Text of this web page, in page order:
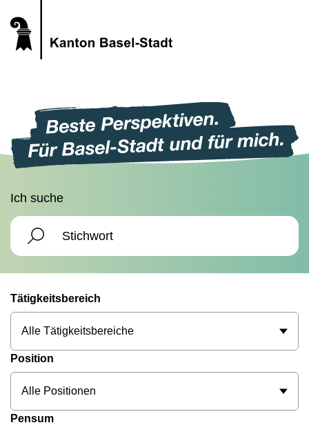
Ich suche
Tätigkeitsbereich
Alle Tätigkeitsbereiche
Position
Alle Positionen
Pensum